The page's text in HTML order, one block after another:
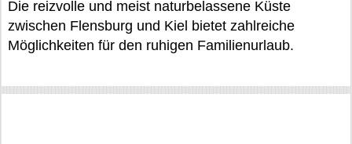
Die reizvolle und meist naturbelassene Küste
zwischen Flensburg und Kiel bietet zahlreiche
Möglichkeiten für den ruhigen Familienurlaub.